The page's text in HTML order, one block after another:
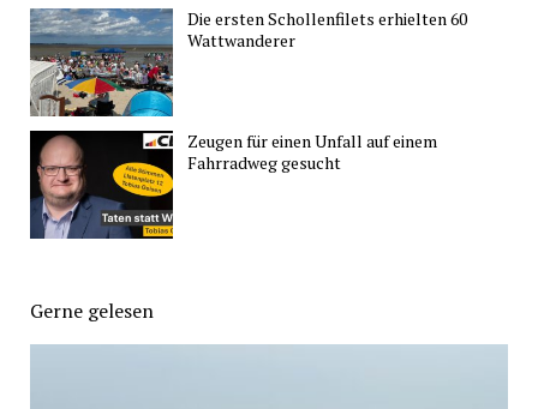
Die ersten Schollenfilets erhielten 60
Wattwanderer
Zeugen für einen Unfall auf einem
Fahrradweg gesucht
Gerne gelesen